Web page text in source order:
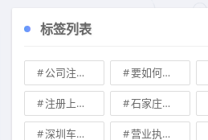
标签列表
公司注册地址可不可以改 要如何注册成立家族公司
注册上海公司 石家庄典当行转让
深圳车牌可以转让吗？ 营业执照也能卖钱么